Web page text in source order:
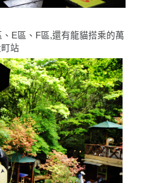
E區、F區,還有龍貓搭乘的萬
站